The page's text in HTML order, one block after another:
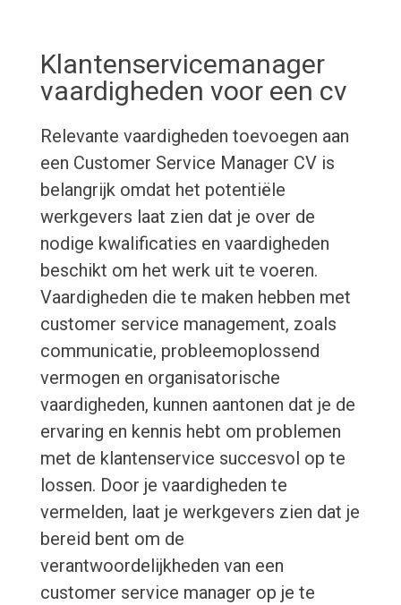
Klantenservicemanager
vaardigheden voor een cv
Relevante vaardigheden toevoegen aan
een Customer Service Manager CV is
belangrijk omdat het potentiële
werkgevers laat zien dat je over de
nodige kwalificaties en vaardigheden
beschikt om het werk uit te voeren.
Vaardigheden die te maken hebben met
customer service management, zoals
communicatie, probleemoplossend
vermogen en organisatorische
vaardigheden, kunnen aantonen dat je de
ervaring en kennis hebt om problemen
met de klantenservice succesvol op te
lossen. Door je vaardigheden te
vermelden, laat je werkgevers zien dat je
bereid bent om de
verantwoordelijkheden van een
customer service manager op je te